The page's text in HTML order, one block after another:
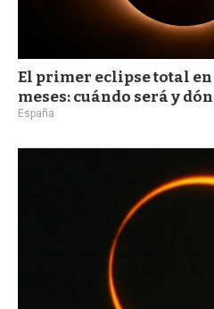
El primer eclipse total
meses: cuándo será y
España